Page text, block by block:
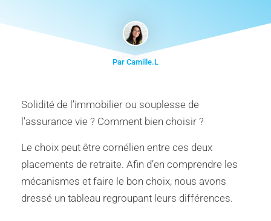
Par Camille.L
Solidité de l’immobilier ou souplesse de
l’assurance vie ? Comment bien choisir ?
Le choix peut être cornélien entre ces deux
placements de retraite. Afin d’en comprendre les
mécanismes et faire le bon choix, nous avons
dressé un tableau regroupant leurs différences.